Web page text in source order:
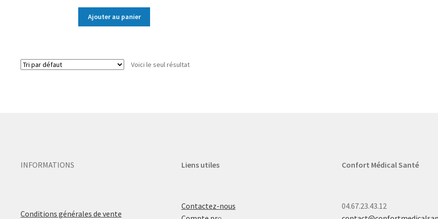
Ajouter au panier
Voici le seul résultat
INFORMATIONS
Conditions générales de vente
Liens utiles
Contactez-nous
Confort Médical Santé
04.67.23.43.12